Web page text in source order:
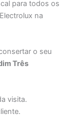
para todos os
na
o seu
Três
visita.